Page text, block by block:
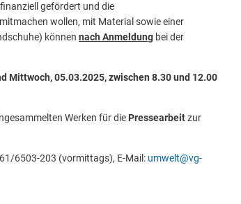
gefördert und die
wollen, mit Material sowie einer
können nach Anmeldung bei der
Mittwoch, 05.03.2025, zwischen 8.30 und 12.00
Werken für die Pressearbeitzur
6503-203 (vormittags), E-Mail: umwelt@vg-